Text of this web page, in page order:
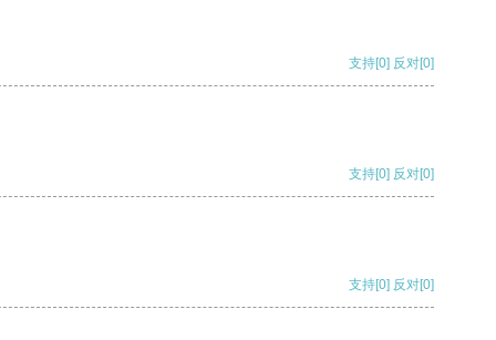
支持[0] 反对[0]
支持[0] 反对[0]
支持[0] 反对[0]